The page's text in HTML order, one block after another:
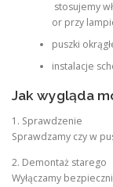
stosujemy
or przy
puszki
instalacje
Jak wygląda
1. Sprawdzenie
Sprawdzamy czy w
2. Demontaż starego
Wyłączamy